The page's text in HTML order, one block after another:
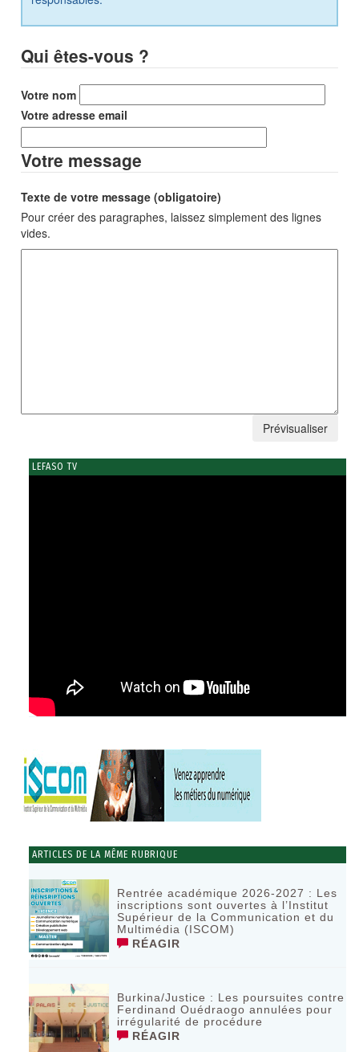
Qui êtes-vous ?
Votre nom
Votre adresse email
Votre message
Texte de votre message (obligatoire)
Pour créer des paragraphes, laissez simplement des lignes
vides.
LEFASO TV
ARTICLES DE LA MÊME RUBRIQUE
Rentrée académique 2026-2027 : Les
inscriptions sont ouvertes à l’Institut
Supérieur de la Communication et du
Multimédia (ISCOM)
RÉAGIR
Burkina/Justice : Les poursuites contre
Ferdinand Ouédraogo annulées pour
irrégularité de procédure
RÉAGIR